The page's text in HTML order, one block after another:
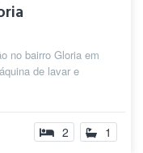
no bairro Gloria em
de lavar e
2 1